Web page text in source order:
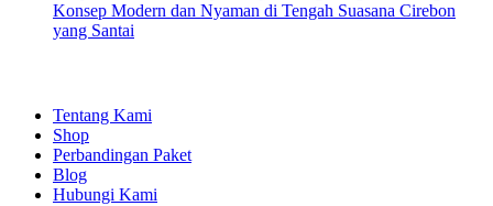
Konsep Modern dan Nyaman di Tengah Suasana Cirebon
yang Santai
Tentang Kami
Shop
Perbandingan Paket
Blog
Hubungi Kami